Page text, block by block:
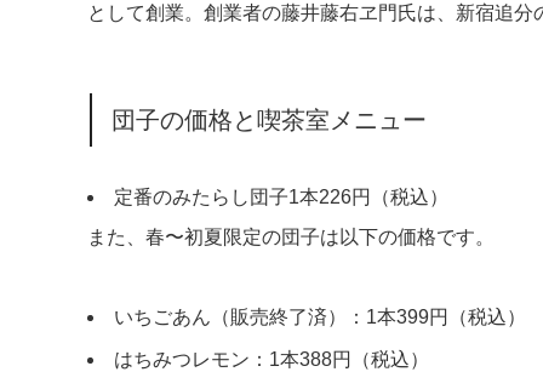
として創業。創業者の藤井藤右ヱ門氏は、新宿追
団子の価格と喫茶室メニュー
定番のみたらし団子1本226円（税込）
また、春〜初夏限定の団子は以下の価格です。
いちごあん（販売終了済）：1本399円（税込）
はちみつレモン：1本388円（税込）